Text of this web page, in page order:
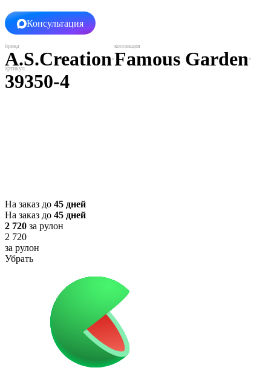
Консультация
A.S.CreationFamous Garden
39350-4
На заказ до 45 дней
На заказ до 45 дней
2 720 за рулон
2 720
за рулон
Убрать